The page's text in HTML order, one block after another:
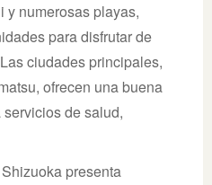
y numerosas playas,
para disfrutar de
ciudades principales,
ofrecen una buena
de salud,
presenta